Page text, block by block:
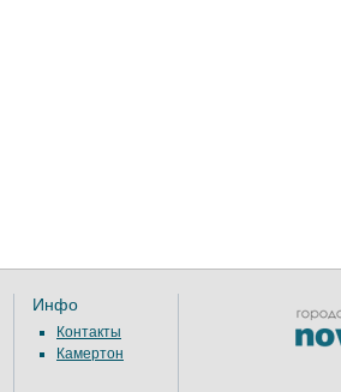
Инфо
Контакты
Камертон